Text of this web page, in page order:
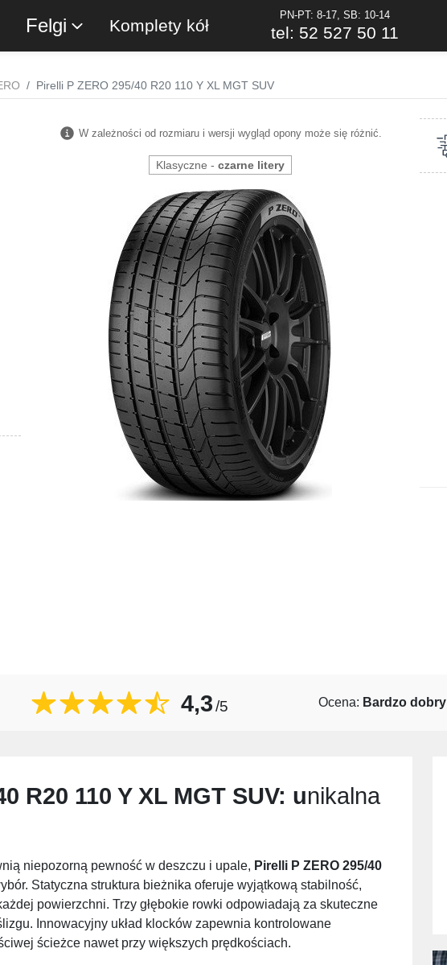
Felgi Komplety kół
PN-PT: 8-17, SB: 10-14
tel: 52 527 50 11
Pirelli P ZERO 295/40 R20 110 Y XL MGT SUV
W zależności od rozmiaru i wersji wygląd opony może się różnić.
Klasyczne - czarne litery
4,3/5 Ocena: Bardzo dobry
R20 110 Y XL MGT SUV: unikalna
niepozorną pewność w deszczu i upale, Pirelli P ZERO 295/40
Statyczna struktura bieżnika oferuje wyjątkową stabilność,
powierzchni. Trzy głębokie rowki odpowiadają za skuteczne
Innowacyjny układ klocków zapewnia kontrolowane
ścieżce nawet przy większych prędkościach.